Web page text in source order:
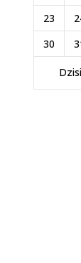
23
30